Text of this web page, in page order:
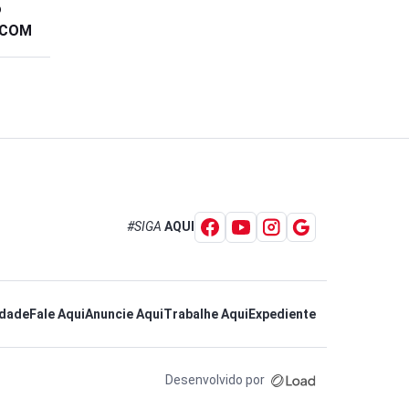
#SIGA AQUI
Fale AquiAnuncie AquiTrabalhe Aqui Expediente
Desenvolvido por